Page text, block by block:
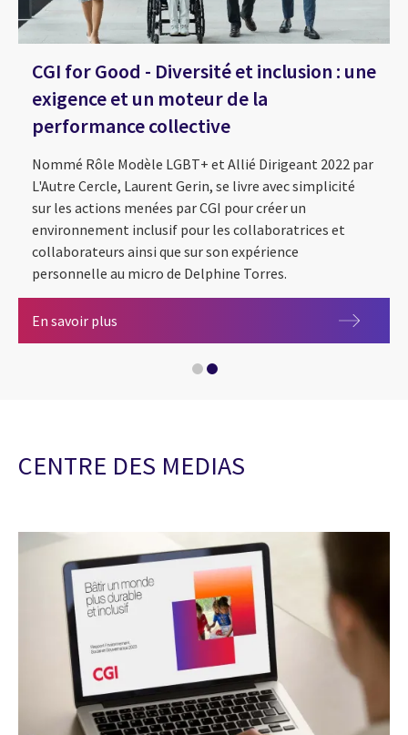
CGI for Good - La team athlètes avec Cécile
CGI for Good - Diversité et inclusion : une
exigence et un moteur de la
performance collective
Nommé Rôle Modèle LGBT+ et Allié Dirigeant 2022 par
L'Autre Cercle, Laurent Gerin, se livre avec simplicité
sur les actions menées par CGI pour créer un
environnement inclusif pour les collaboratrices et
collaborateurs ainsi que sur son expérience
personnelle au micro de Delphine Torres.
En savoir plus CGI for Good - Diversité et inclusion : une
CENTRE DES MEDIAS